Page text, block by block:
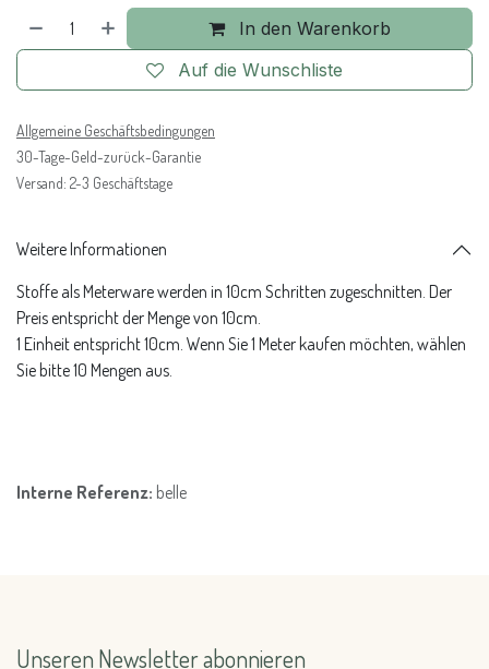
In den Warenkorb
Auf die Wunschliste
Allgemeine Geschäftsbedingungen
30-Tage-Geld-zurück-Garantie
Versand: 2-3 Geschäftstage
Weitere Informationen
Stoffe als Meterware werden in 10cm Schritten zugeschnitten. Der
Preis entspricht der Menge von 10cm.
1 Einheit entspricht 10cm. Wenn Sie 1 Meter kaufen möchten, wählen
Sie bitte 10 Mengen aus.
Interne Referenz: belle
Unseren Newsletter abonnieren